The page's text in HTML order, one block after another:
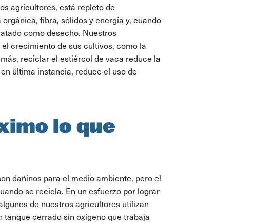
agricultores, está repleto de
fibra, sólidos y energía y, cuando
como desecho. Nuestros
crecimiento de sus cultivos, como la
reciclar el estiércol de vaca reduce la
última instancia, reduce el uso de
lo que
dañinos para el medio ambiente, pero el
se recicla. En un esfuerzo por lograr
de nuestros agricultores utilizan
cerrado sin oxígeno que trabaja